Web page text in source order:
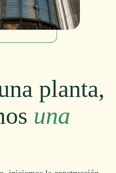
planta,
una